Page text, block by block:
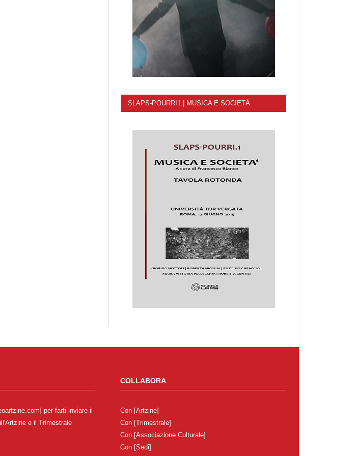
SLAPS-POURRI1 | MUSICA E SOCIETÀ
per farti inviare il
e il Trimestrale
COLLABORA
Con [Artzine]
Con [Trimestrale]
Con [Associazione Culturale]
Con [Sedi]